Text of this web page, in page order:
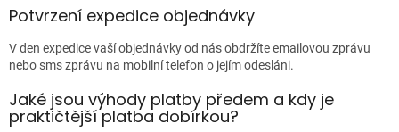
Potvrzení expedice objednávky
V den expedice vaší objednávky od nás obdržíte emailovou zprávu
nebo sms zprávu na mobilní telefon o jejím odesláni.
Jaké jsou výhody platby předem a kdy je
praktičtější platba dobírkou?